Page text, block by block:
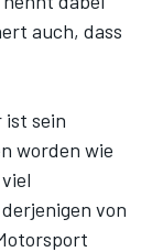
auch, dass
ist sein
worden wie
von